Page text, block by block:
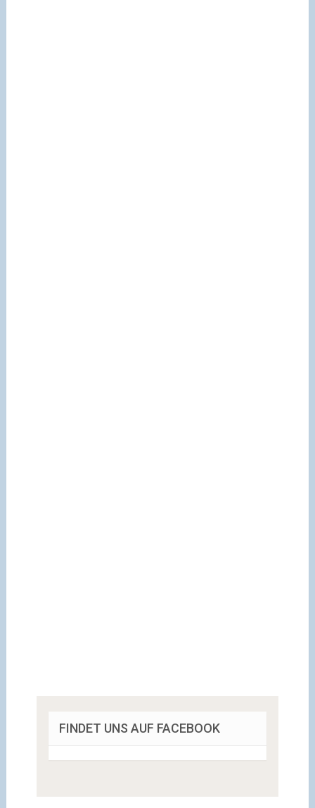
FINDET UNS AUF FACEBOOK